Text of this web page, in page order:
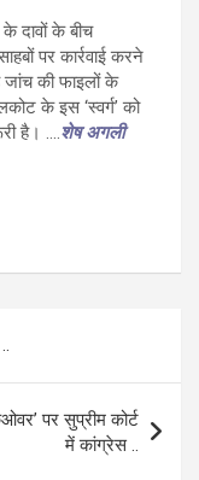
के दावों के बीच
पर कार्रवाई करने
जांच की फाइलों के
के इस ‘स्वर्ग’ को
है। ….शेष अगली
पर सुप्रीम कोर्ट
में कांग्रेस ..